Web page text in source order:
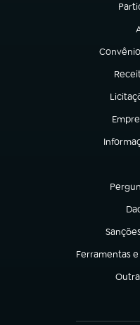
(abre em
(abre
(abre
(abre
(abre
(abre
(abre
Ferramentas
(abre em nova
(abre